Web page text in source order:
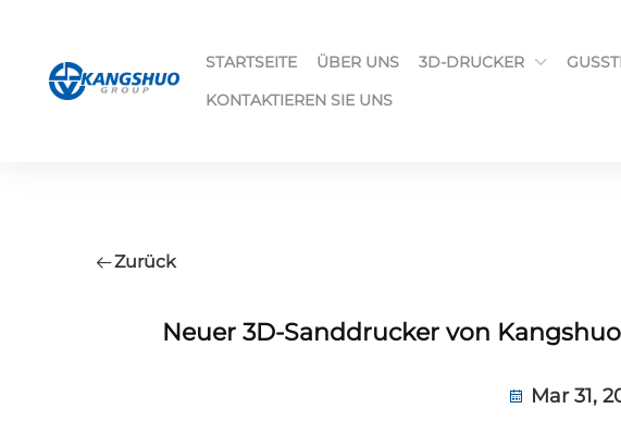
STARTSEITE ÜBER UNS 3D-DRUCKER
KONTAKTIEREN SIE UNS
Zurück
Neuer 3D-Sanddrucker von
Mar 31,